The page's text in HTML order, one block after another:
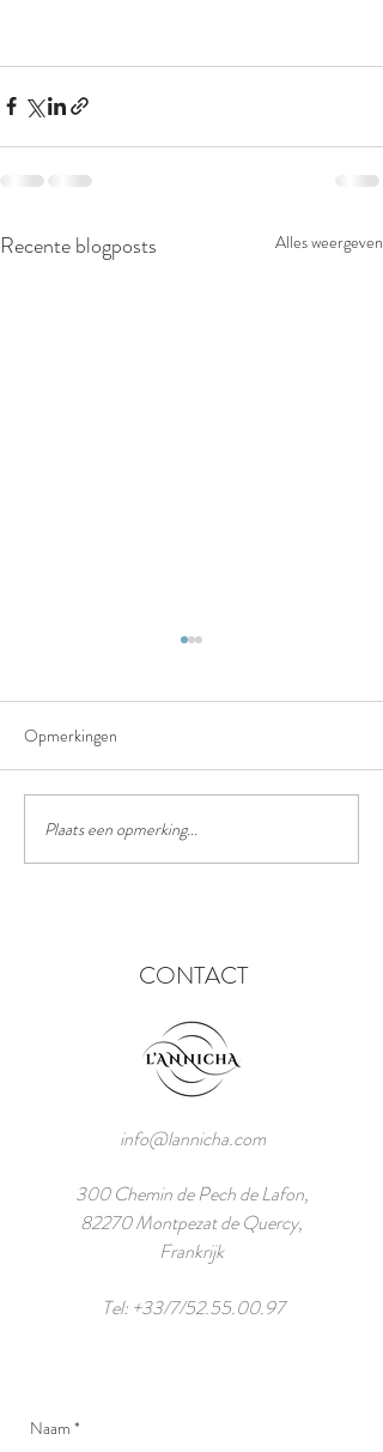
Recente blogposts Alles weergeven
Het chinees lantaarn festival
Opmerkingen
Plaats een opmerking...
CONTACT
info@lannicha.com
300 Chemin de Pech de Lafon,
82270 Montpezat de Quercy,
Frankrijk
Tel: +33/7/52.55.00.97